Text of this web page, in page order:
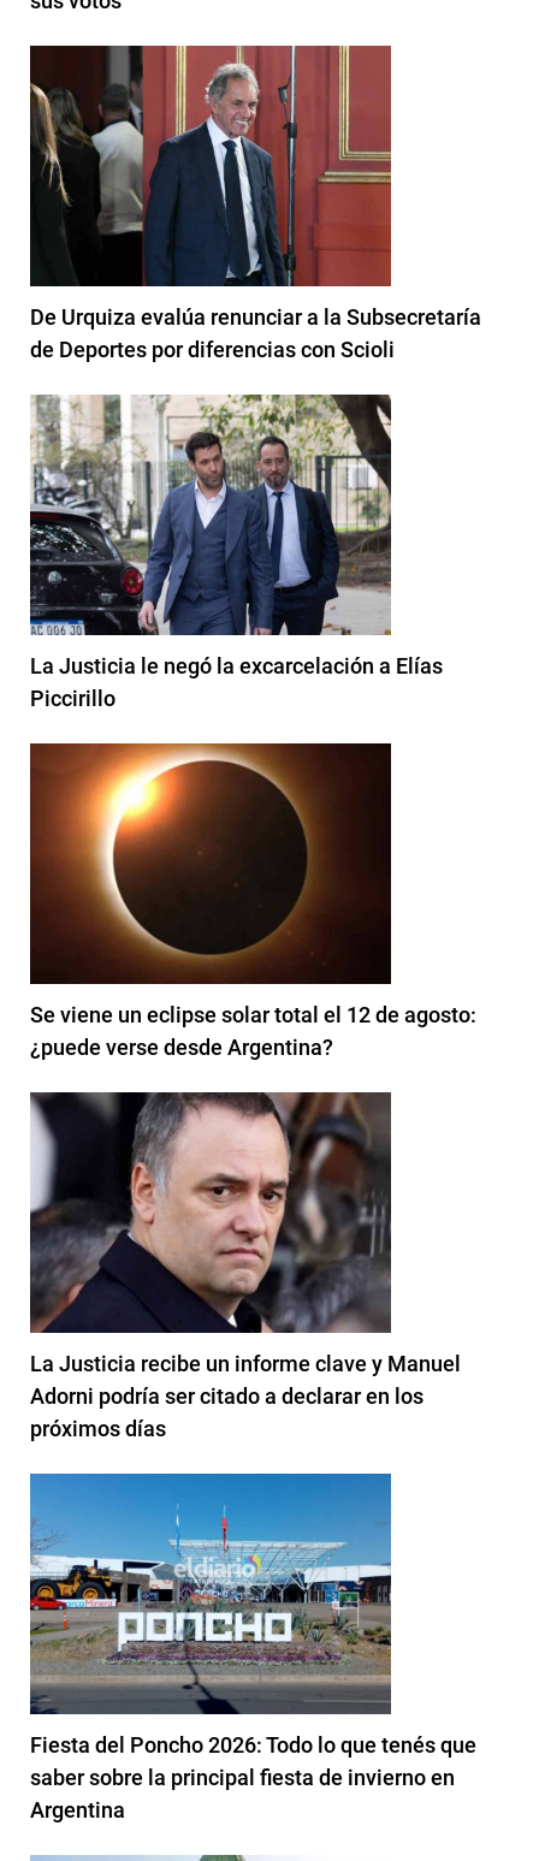
De Urquiza evalúa renunciar a la Subsecretaría
de Deportes por diferencias con Scioli
La Justicia le negó la excarcelación a Elías
Piccirillo
Se viene un eclipse solar total el 12 de agosto:
¿puede verse desde Argentina?
La Justicia recibe un informe clave y Manuel
Adorni podría ser citado a declarar en los
próximos días
Fiesta del Poncho 2026: Todo lo que tenés que
saber sobre la principal fiesta de invierno en
Argentina